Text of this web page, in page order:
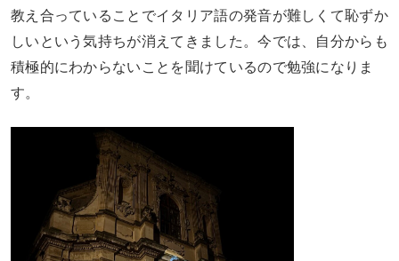
教え合っていることでイタリア語の発音が難しくて恥ずか
しいという気持ちが消えてきました。今では
自分からも
積極的にわからないことを聞けているので勉強になりま
す。